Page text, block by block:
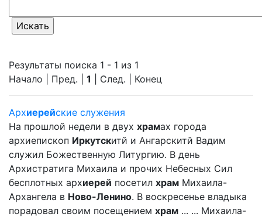
Результаты поиска 1 - 1 из 1
Начало | Пред. | 1 | След. | Конец
Архиерейские служения
На прошлой недели в двух храмах города
архиепископ Иркутскитй и Ангарскитй Вадим
служил Божественную Литургию. В день
Архистратига Михаила и прочих Небесных Сил
бесплотных архиерей посетил храм Михаила-
Архангела в Ново-Ленино. В воскресенье владыка
порадовал своим посещением храм ... ... Михаила-